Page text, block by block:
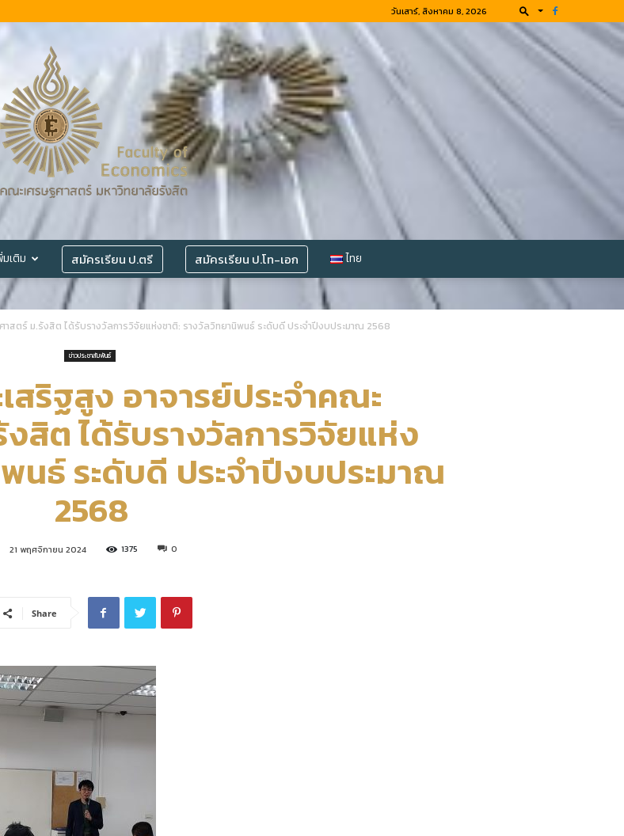
วันเสาร์, สิงหาคม 8, 2026
คณะ
เศรษฐศาสตร์
มหาวิทยาลัย
รังสิต
มเติม สมัครเรียน ป.ตรี สมัครเรียน ป.โท-เอก ไทย
สตร์ ม.รังสิต ได้รับรางวัลการวิจัยแห่งชาติ: รางวัลวิทยานิพนธ์ ระดับดี ประจำปีงบประมาณ 2568
ข่าวประชาสัมพันธ์
ริฐสูง อาจารย์ประจำคณะ
สิต ได้รับรางวัลการวิจัยแห่ง
นธ์ ระดับดี ประจำปีงบประมาณ
2568
21 พฤศจิกายน 2024 1375 0
Share